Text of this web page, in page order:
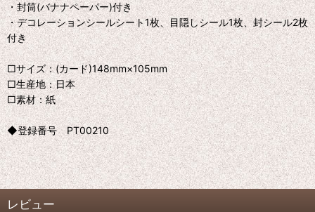
・封筒(バナナペーパー)付き
・デコレーションシールシート1枚、目隠しシール1枚、封シール2枚
付き
□サイズ：(カード)148mm×105mm
□生産地：日本
□素材：紙
◆登録番号 PT00210
レビュー